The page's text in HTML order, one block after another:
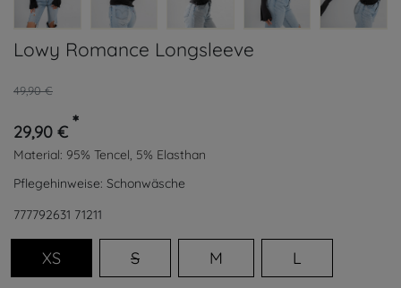
Lowy Romance Longsleeve
49,90 €
29,90 € *
Material: 95% Tencel, 5% Elasthan
Pflegehinweise: Schonwäsche
777792631 71211
XS S M L